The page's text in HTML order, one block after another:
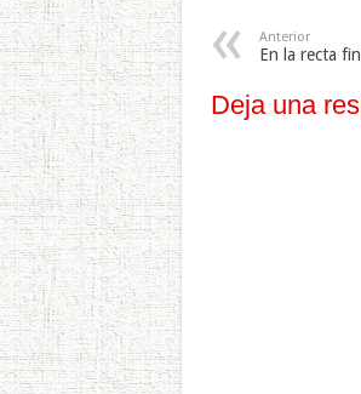
Anterior
En la recta
Deja una